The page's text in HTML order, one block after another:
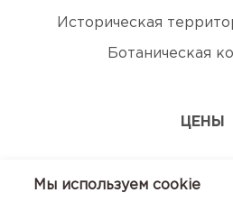
Историческая
Ботаническая
ЦЕНЫ
Мы используем сookie